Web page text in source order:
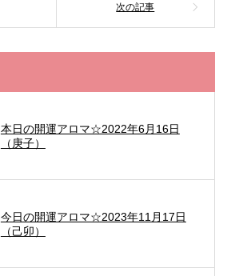
本日の開運アロマ☆2022年6月16日
（庚子）
今日の開運アロマ☆2023年11月17日
（己卯）